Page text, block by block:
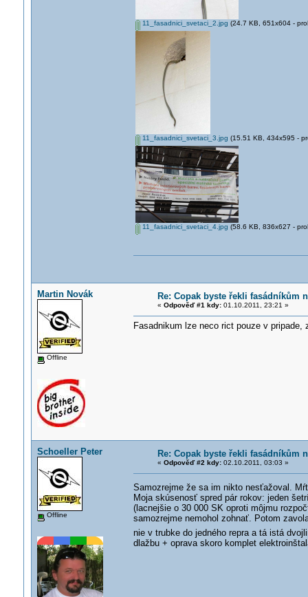
11_fasadnici_svetaci_2.jpg (24.7 KB, 651x604 -
11_fasadnici_svetaci_3.jpg (15.51 KB, 434x595 -
11_fasadnici_svetaci_4.jpg (58.6 KB, 836x627 -
Martin Novák
Offline
Re: Copak byste řekli fasádníkům
« Odpověď #1 kdy:01.10.2011, 23:21 »
Fasadnikum lze neco rict pouze v
Schoeller Peter
Offline
Re: Copak byste řekli fasádníkům
« Odpověď #2 kdy:02.10.2011, 03:03 »
Samozrejme že sa im nikto nesťažoval.
Moja skúsenosť spred pár rokov: jeden
(lacnejšie o 30 000 SK oproti môjmu
samozrejme nemohol zohnať. Potom
nie v trubke do jedného repra a tá istá
dlažbu + oprava skoro komplet